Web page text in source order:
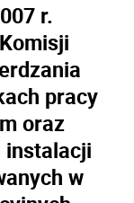
r.
pracy
oraz
instalacji
w